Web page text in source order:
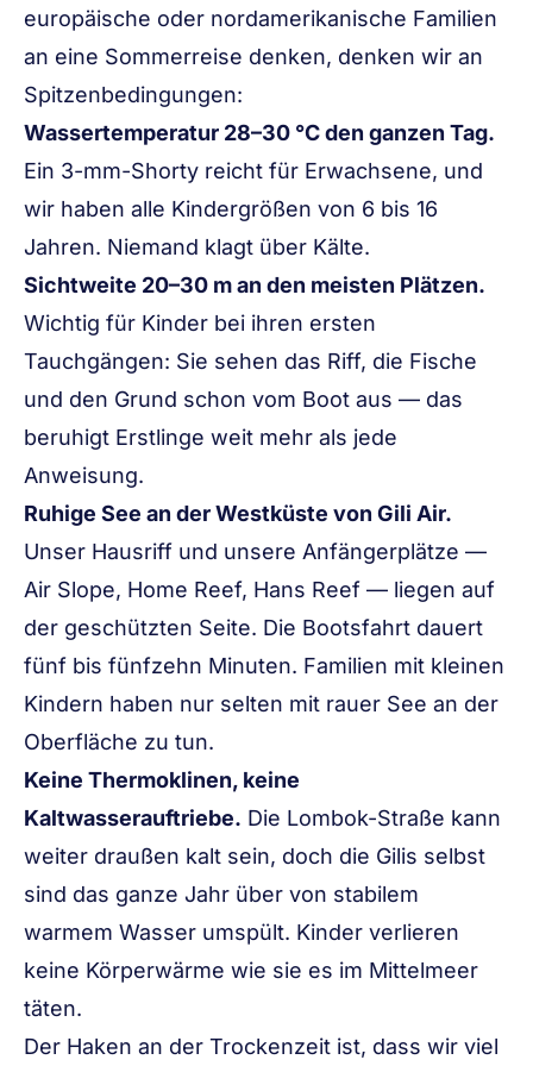
europäische oder nordamerikanische Familien
an eine Sommerreise denken, denken wir an
Spitzenbedingungen:
Wassertemperatur 28–30 °C den ganzen Tag.
Ein 3-mm-Shorty reicht für Erwachsene, und
wir haben alle Kindergrößen von 6 bis 16
Jahren. Niemand klagt über Kälte.
Sichtweite 20–30 m an den meisten Plätzen.
Wichtig für Kinder bei ihren ersten
Tauchgängen: Sie sehen das Riff, die Fische
und den Grund schon vom Boot aus — das
beruhigt Erstlinge weit mehr als jede
Anweisung.
Ruhige See an der Westküste von Gili Air.
Unser Hausriff und unsere Anfängerplätze —
Air Slope, Home Reef, Hans Reef — liegen auf
der geschützten Seite. Die Bootsfahrt dauert
fünf bis fünfzehn Minuten. Familien mit kleinen
Kindern haben nur selten mit rauer See an der
Oberfläche zu tun.
Keine Thermoklinen, keine
Kaltwasserauftriebe. Die Lombok-Straße kann
weiter draußen kalt sein, doch die Gilis selbst
sind das ganze Jahr über von stabilem
warmem Wasser umspült. Kinder verlieren
keine Körperwärme wie sie es im Mittelmeer
täten.
Der Haken an der Trockenzeit ist, dass wir viel